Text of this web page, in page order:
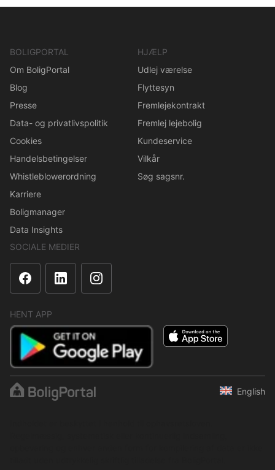
BOLIGPORTAL
Om BoligPortal
Blog
Presse
Data- og privatlivspolitik
Cookies
Handelsbetingelser
Whistleblowerordning
Karriere
Boligmanager
Data Insights
HJÆLP
Udlej værelse
Flyttesyn
Fremlejekontrakt
Fremlej lejebolig
Kundeservice
Vilkår
Søg sagsnr.
SOCIALE MEDIER
HENT APP
English